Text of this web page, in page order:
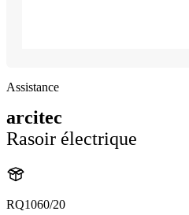
Assistance
arcitec
Rasoir électrique
RQ1060/20